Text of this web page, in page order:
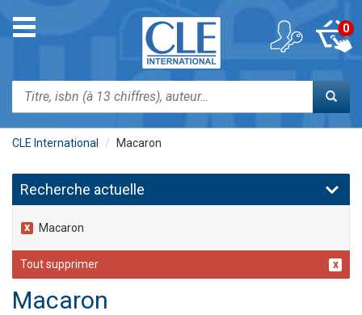
contenu
Toggle
navigation
Rechercher
0
CLE International Macaron
Recherche actuelle
Macaron
Tout supprimer
Macaron